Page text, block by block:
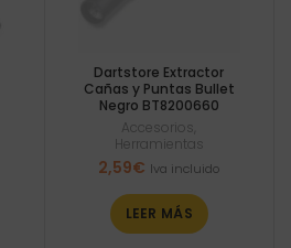
Dartstore Extractor
Cañas y Puntas Bullet
Negro BT8200660
Accesorios
Herramientas
2,59€ Iva incluido
LEER MÁS